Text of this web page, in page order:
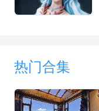
热门合集